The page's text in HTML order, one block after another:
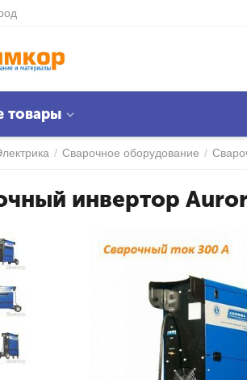
товары
/ Сварочное оборудование /
инвертор